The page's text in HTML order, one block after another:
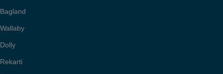
Bagland
Wallaby
Dolly
Rekarti